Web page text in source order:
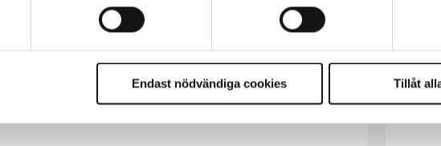
Endast nödvändiga cookies Tillåt